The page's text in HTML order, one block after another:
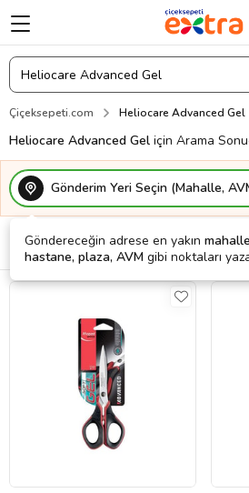
Çiçeksepeti.com Heliocare Advanced Gel
Heliocare Advanced Gel için Arama
Gönderim Yeri Seçin (Mahalle,
Göndereceğin adrese en yakın
hastane, plaza, AVM gibi noktaları
Filtrele Sırala